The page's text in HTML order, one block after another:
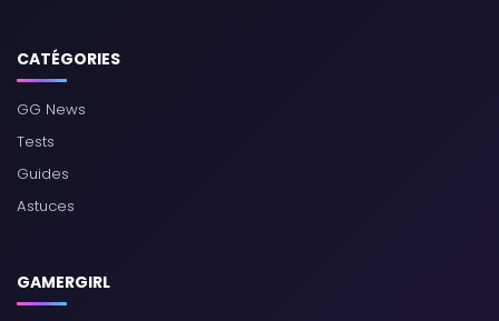
CATÉGORIES
GG News
Tests
Guides
Astuces
GAMERGIRL